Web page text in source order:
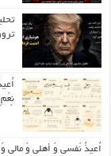
اُعیذُ نَفسی وَ أهلی وَ مالی